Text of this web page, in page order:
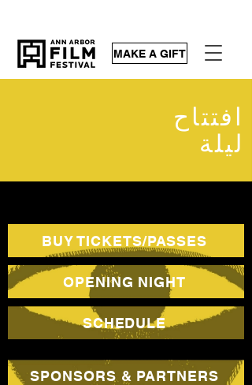
MAKE A GIFT
افتتاح
ليلة
BUY TICKETS/PASSES
OPENING NIGHT
SCHEDULE
SPONSORS & PARTNERS